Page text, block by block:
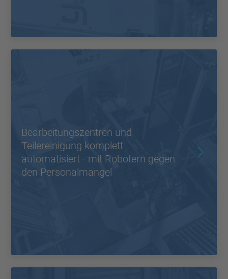
Bearbeitungszentren und
Teilereinigung komplett
automatisiert - mit Robotern gegen
den Personalmangel